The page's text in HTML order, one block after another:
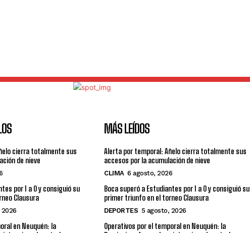
cierra totalmente sus
de nieve
por 1 a 0 y consiguió su
Clausura
2026
en Neuquén: la
MÁS LEÍDOS
Alerta por temporal: Añelo cierra totalmente sus
accesos por la acumulación de nieve
CLIMA 6 agosto, 2026
Boca superó a Estudiantes por 1 a 0 y consiguió su
primer triunfo en el torneo Clausura
DEPORTES 5 agosto, 2026
Operativos por el temporal en Neuquén: la